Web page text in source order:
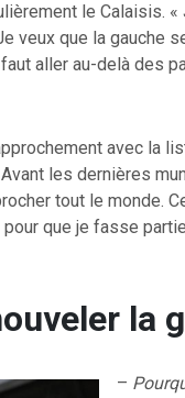
le Calaisis.
veux que la gauche
aller au-delà des
avec la
les dernières
tout le monde.
que je fasse
la
–